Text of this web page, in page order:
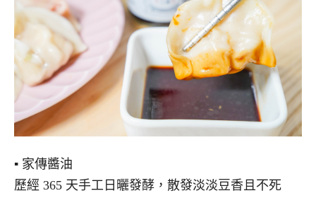
▪ 家傳醬油
歷經 365 天手工日曬發酵，散發淡淡豆香且不死